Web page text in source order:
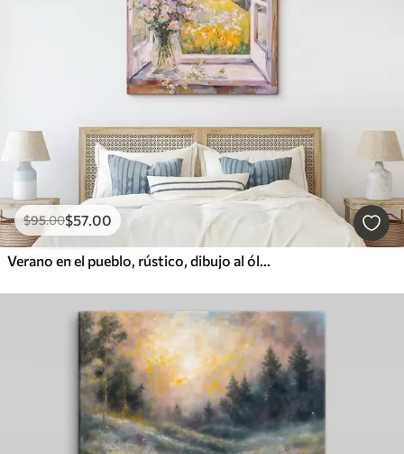
$95.00$57.00
Verano en el pueblo, rústico, dibujo al óleo, flores en jarrón